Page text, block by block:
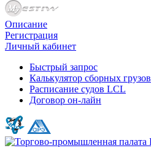
Описание
Регистрация
Личный кабинет
Быстрый запрос
Калькулятор сборных грузов
Расписание судов LCL
Договор он-лайн